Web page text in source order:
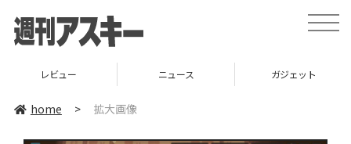
toggle
レビュー ニュース ガジェット
home > 拡大画像